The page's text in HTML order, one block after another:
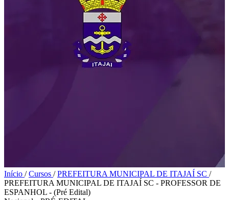
Início / Cursos / PREFEITURA MUNICIPAL DE ITAJAÍ SC /
PREFEITURA MUNICIPAL DE ITAJAÍ SC - PROFESSOR DE
ESPANHOL - (Pré Edital)